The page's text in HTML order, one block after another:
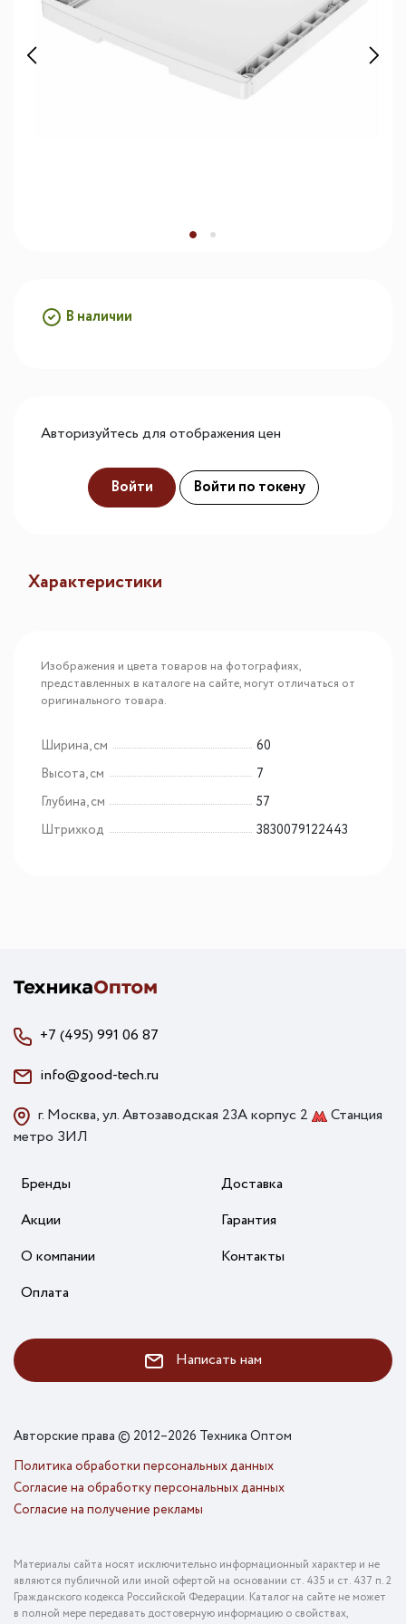
В наличии
Авторизуйтесь для отображения цен
Войти Войти по токену
Характеристики
Изображения и цвета товаров на фотографиях,
представленных в каталоге на сайте, могут отличаться от
оригинального товара.
Ширина, см
60
Высота, см
7
Глубина, см
57
Штрихкод
3830079122443
+7 (495) 991 06 87
info@good-tech.ru
г. Москва, ул. Автозаводская 23А корпус 2
Станция
метро ЗИЛ
Бренды
Акции
О компании
Оплата
Доставка
Гарантия
Контакты
Написать нам
Авторские права © 2012–2026 Техника Оптом
Политика обработки персональных данных
Согласие на обработку персональных данных
Согласие на получение рекламы
Материалы сайта носят исключительно информационный характер и не
являются публичной или иной офертой на основании ст. 435 и ст. 437 п. 2
Гражданского кодекса Российской Федерации. Каталог на сайте не может
в полной мере передавать достоверную информацию о свойствах,